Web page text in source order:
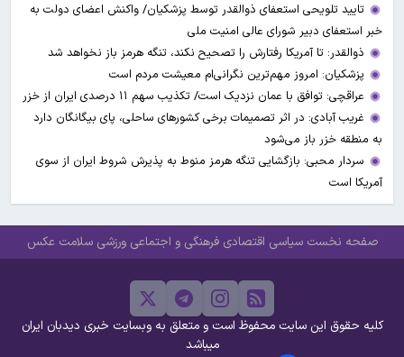
تایید تلویحی استعفای ذوالقدر توسط پزشکیان/ واکنش اعضای دولت به
خبر استعفای دبیر شورای عالی امنیت ملی
ذوالقدر: تا آمریکا رفتارش را تصحیح نکند، تنگه هرمز باز نخواهد شد
پزشکیان: امروز مهم‌ترین نگرانی‌ام معیشت مردم است
عراقچی: توافق با عمان نزدیک است/ تکذیب سهم ۱۱ درصدی ایران از خزر
غریب آبادی: در اثر تصمیمات برخی کشورهای ساحلی، پای بیگانگان دارد
به منطقه خزر باز می‌شود
سردار محبی: بازگشایی تنگه هرمز منوط به پذیرش شروط ایران از سوی
آمریکا است
صفحه نخست سیاسی اقتصادی فرهنگی و اجتماعی ورزشی سلامت عکس
کلیه حقوق این سایت محفوظ است و متعلق به وبسایت خبری دیدبان ایران
میباشد